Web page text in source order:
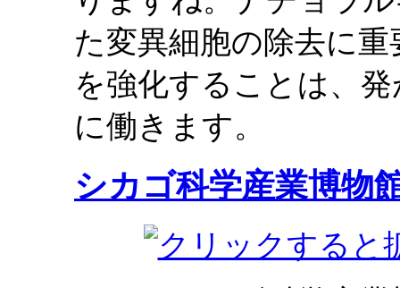
た変異細胞の除去に
を強化することは、
に働きます。
シカゴ科学産業博物